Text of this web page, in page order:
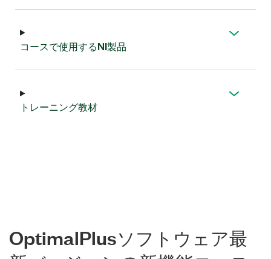
コースで使用するNI製品
トレーニング教材
OptimalPlusソフトウェア最